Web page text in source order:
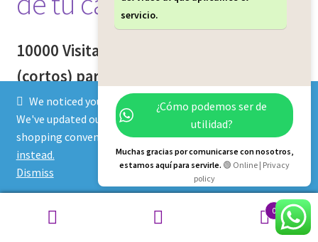
10000 Visitas para los video shorts
(cortos) para tu canal con este plan de
marketing que está enfocado en el
progreso de tu canal.
Descripción del Servicio:
¿Por qué deberías comprar marketing de visitas para tu
YouTube Shorts (video cortos)?
0
servicio.
¿Cómo podemos ser de
utilidad?
Muchas gracias por comunicarse con nosotros,
estamos aquí para servirle. 🟢 Online | Privacy
policy
We noticed you're visiting from Dominican Republic.
We've updated our prices to Dominican peso for your
shopping convenience.Use United States (US) dollar
instead.
Dismiss